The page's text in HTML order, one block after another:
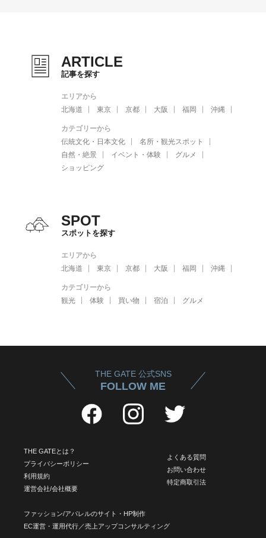
ARTICLE
記事を探す
エリアから
北海道
東京 京都 大阪 福岡 沖縄
カテゴリーから
伝統文化・日本文化
名所・観光スポット
自然・絶景
イベント・体験
グルメ
ショッピング
SPOT
スポットを探す
エリアから
北海道
東京 京都 大阪 福岡 沖縄
カテゴリーから
観光
体験 買い物 宿泊 グルメ
THE GATE 公式SNS
FOLLOW ME
THE GATEとは？
プライバシーポリシー
利用規約
運営会社/会社概要
よくある質問
お問い合わせ
特定商取引法
ファッション/アパレルのサイト・HP制作
EC運営・運用代行／売上アップコンサルティング